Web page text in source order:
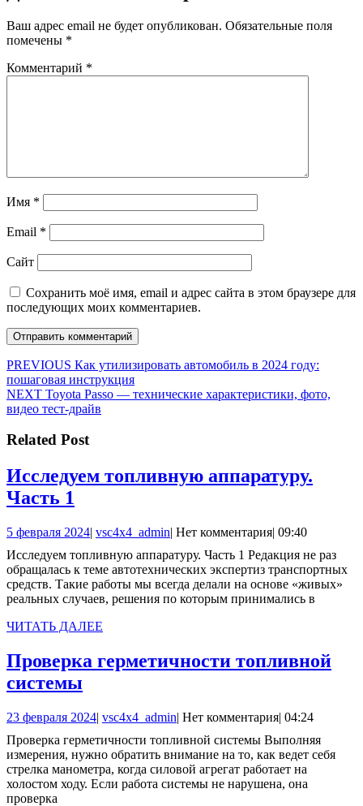
Ваш адрес email не будет опубликован. Обязательные поля
помечены *
Комментарий *
Имя *
Email *
Сайт
Сохранить моё имя, email и адрес сайта в этом браузере для
последующих моих комментариев.
Навигация
по
записям
PREVIOUS Предыдущая
запись:
Как утилизировать автомобиль в 2024 году:
пошаговая инструкция
NEXT Следующая
запись:
Toyota Passo — технические характеристики, фото,
видео тест-драйв
Related Post
Исследуем топливную аппаратуру.
Часть 1
аппаратуру.
Часть
1
5 февраля 20245
2024
| vsc4x4_adminvsc4x4_admin
| Нет комментария| 09:40
Исследуем топливную аппаратуру. Часть 1 Редакция не раз
обращалась к теме автотехнических экспертиз транспортных
средств. Такие работы мы всегда делали на основе «живых»
реальных случаев, решения по которым принимались в
ЧИТАТЬ ДАЛЕЕ
Проверка герметичности топливной
системы
топливной
системы
23 февраля 202423
2024
| vsc4x4_adminvsc4x4_admin
| Нет комментария| 04:24
Проверка герметичности топливной системы Выполняя
измерения, нужно обратить внимание на то, как ведет себя
стрелка манометра, когда силовой агрегат работает на
холостом ходу. Если работа системы не нарушена, она
проверка